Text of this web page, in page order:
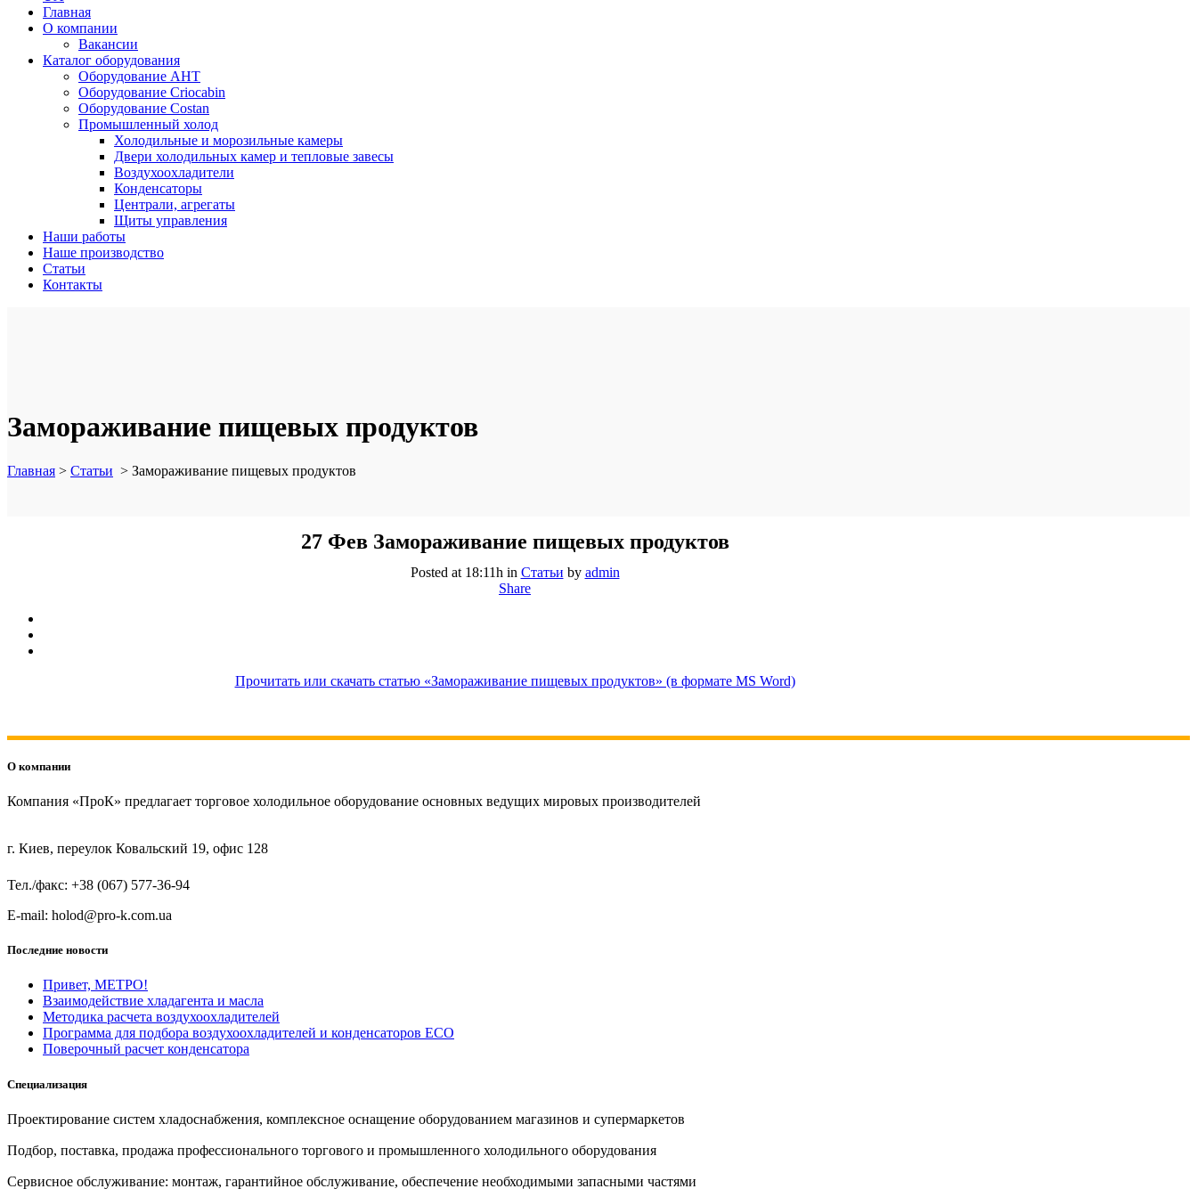
Главная
О компании
Вакансии
Каталог оборудования
Оборудование AHT
Оборудование Criocabin
Оборудование Costan
Промышленный холод
Холодильные и морозильные камеры
Двери холодильных камер и тепловые завесы
Воздухоохладители
Конденсаторы
Централи, агрегаты
Щиты управления
Наши работы
Наше производство
Статьи
Контакты
Замораживание пищевых продуктов
Главная > Статьи > Замораживание пищевых продуктов
27 ФевЗамораживание пищевых продуктов
Posted at 18:11h in Статьи by admin
Share
Прочитать или скачать статью «Замораживание пищевых продуктов» (в формате MS Word)
О компании
Компания «ПроК» предлагает торговое холодильное оборудование основных ведущих мировых производителей
г. Киев, переулок Ковальский 19, офис 128
Тел./факс: +38 (067) 577-36-94
E-mail: holod@pro-k.com.ua
Последние новости
Привет, МЕТРО!
Взаимодействие хладагента и масла
Методика расчета воздухоохладителей
Программа для подбора воздухоохладителей и конденсаторов ECO
Поверочный расчет конденсатора
Специализация
Проектирование систем хладоснабжения, комплексное оснащение оборудованием магазинов и супермаркетов
Подбор, поставка, продажа профессионального торгового и промышленного холодильного оборудования
Сервисное обслуживание: монтаж, гарантийное обслуживание, обеспечение необходимыми запасными частями